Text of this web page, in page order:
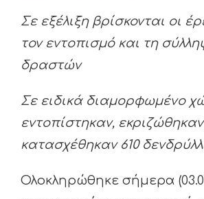
Σε εξέλιξη βρίσκονται οι
τον εντοπισμό και τη
δραστών
Σε ειδικά διαμορφωμένο
εντοπίστηκαν, εκριζώθηκαν
κατασχέθηκαν 610
Ολοκληρώθηκε σήμερα